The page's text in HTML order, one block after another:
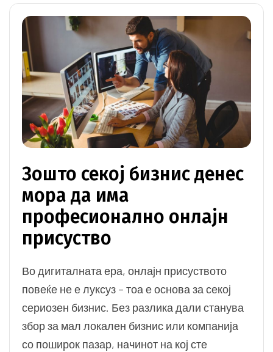
Зошто секој бизнис денес
мора да има
професионално онлајн
присуство
Во дигиталната ера, онлајн присуството
повеќе не е луксуз – тоа е основа за секој
сериозен бизнис. Без разлика дали станува
збор за мал локален бизнис или компанија
со поширок пазар, начинот на кој сте